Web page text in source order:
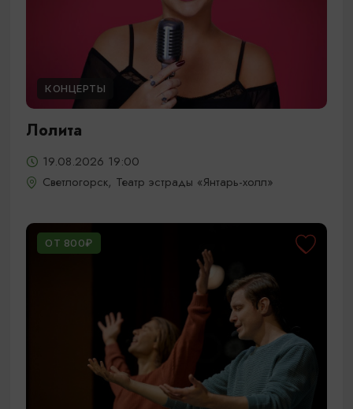
КОНЦЕРТЫ
Лолита
19.08.2026 19:00
Светлогорск, Театр эстрады «Янтарь-холл»
ОТ 800₽